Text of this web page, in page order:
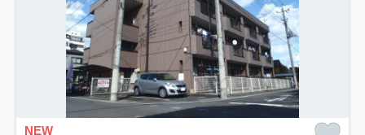
NEW